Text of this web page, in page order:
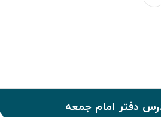
دفتر امام جمعه